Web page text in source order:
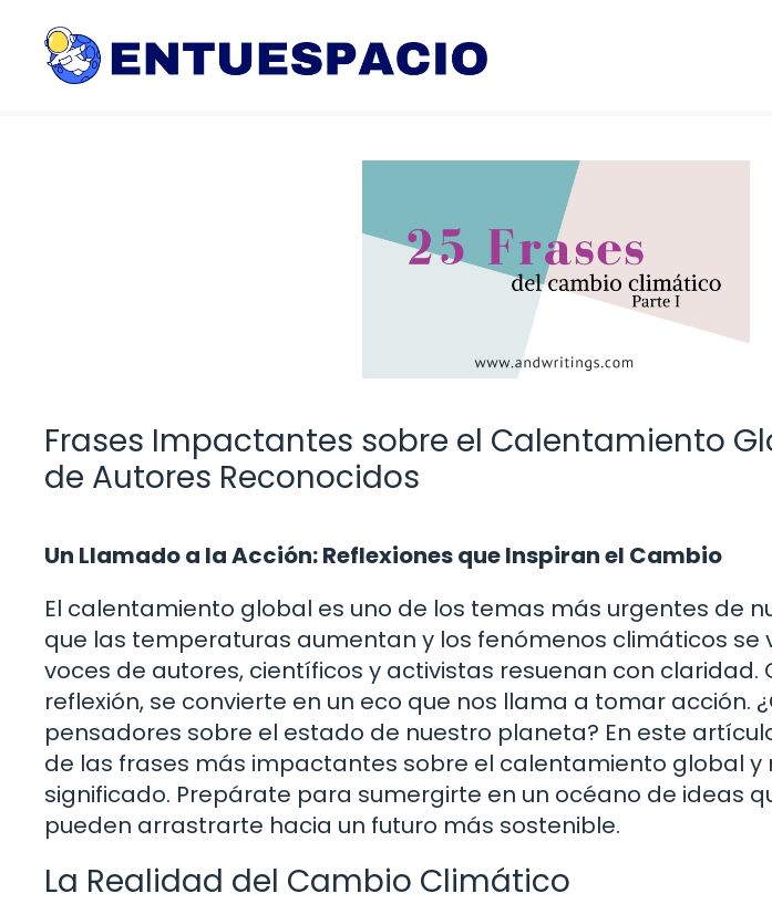
contenido
Frases Impactantes sobre el Calentamiento
de Autores Reconocidos
Un Llamado a la Acción: Reflexiones que Inspiran el Cambio
El calentamiento global es uno de los temas más urgentes de
que las temperaturas aumentan y los fenómenos climáticos se
voces de autores, científicos y activistas resuenan con claridad.
reflexión, se convierte en un eco que nos llama a tomar acción.
pensadores sobre el estado de nuestro planeta? En este
de las frases más impactantes sobre el calentamiento global y
significado. Prepárate para sumergirte en un océano de ideas
pueden arrastrarte hacia un futuro más sostenible.
La Realidad del Cambio Climático